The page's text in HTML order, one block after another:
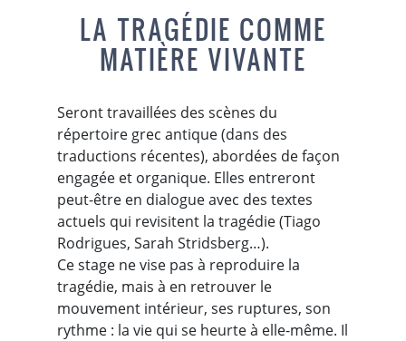
LA TRAGÉDIE COMME
MATIÈRE VIVANTE
Seront travaillées des scènes du
répertoire grec antique (dans des
traductions récentes), abordées de façon
engagée et organique. Elles entreront
peut-être en dialogue avec des textes
actuels qui revisitent la tragédie (Tiago
Rodrigues, Sarah Stridsberg…).
Ce stage ne vise pas à reproduire la
tragédie, mais à en retrouver le
mouvement intérieur, ses ruptures, son
rythme : la vie qui se heurte à elle-même. Il